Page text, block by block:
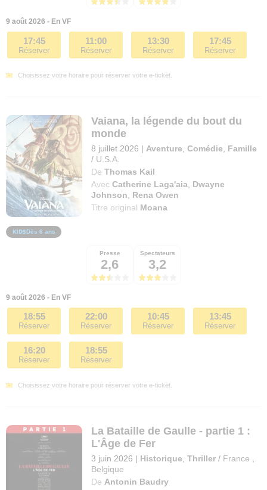
9 août 2026 - En VF
17:45
Réserver
11:00
Réserver
13:30
Réserver
17:45
Réserver
Choisissez votre horaire pour réserver votre e-ticket.
Vaiana, la légende du bout du
monde
8 juillet 2026 | Aventure ,Comédie
Famille
/ U.S.A.
De Thomas Kail
Avec Catherine Laga'aia
Dwayne
Johnson
Rena Owen
Titre original Moana
Dès 6 ans
Presse
2,6
Spectateurs
3,2
9 août 2026 - En VF
18:55
Réserver
22:00
Réserver
10:45
Réserver
13:45
Réserver
16:20
Réserver
18:55
Réserver
Choisissez votre horaire pour réserver votre e-ticket.
La Bataille de Gaulle - partie 1 :
L'Âge de Fer
3 juin 2026 | Historique ,Thriller / France
Belgique
De Antonin Baudry